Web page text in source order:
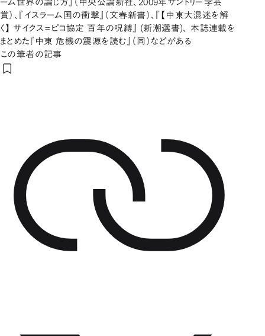
ーム世界の論じ方』（中央公論新社、2009年サントリー学芸
賞）、『イスラーム国の衝撃』（文春新書）、『【中東大混迷を解
く】 サイクス=ピコ協定 百年の呪縛』 (新潮選書)、 本誌連載を
まとめた『中東 危機の震源を読む』（同）などがある
この筆者の記事